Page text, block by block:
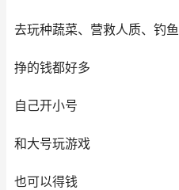
去玩种蔬菜、营救人质、钓鱼
挣的钱都好多
自己开小号
和大号玩游戏
也可以得钱